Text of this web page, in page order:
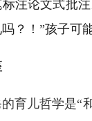
标注论文式批
？！”孩子可
育儿哲学是“